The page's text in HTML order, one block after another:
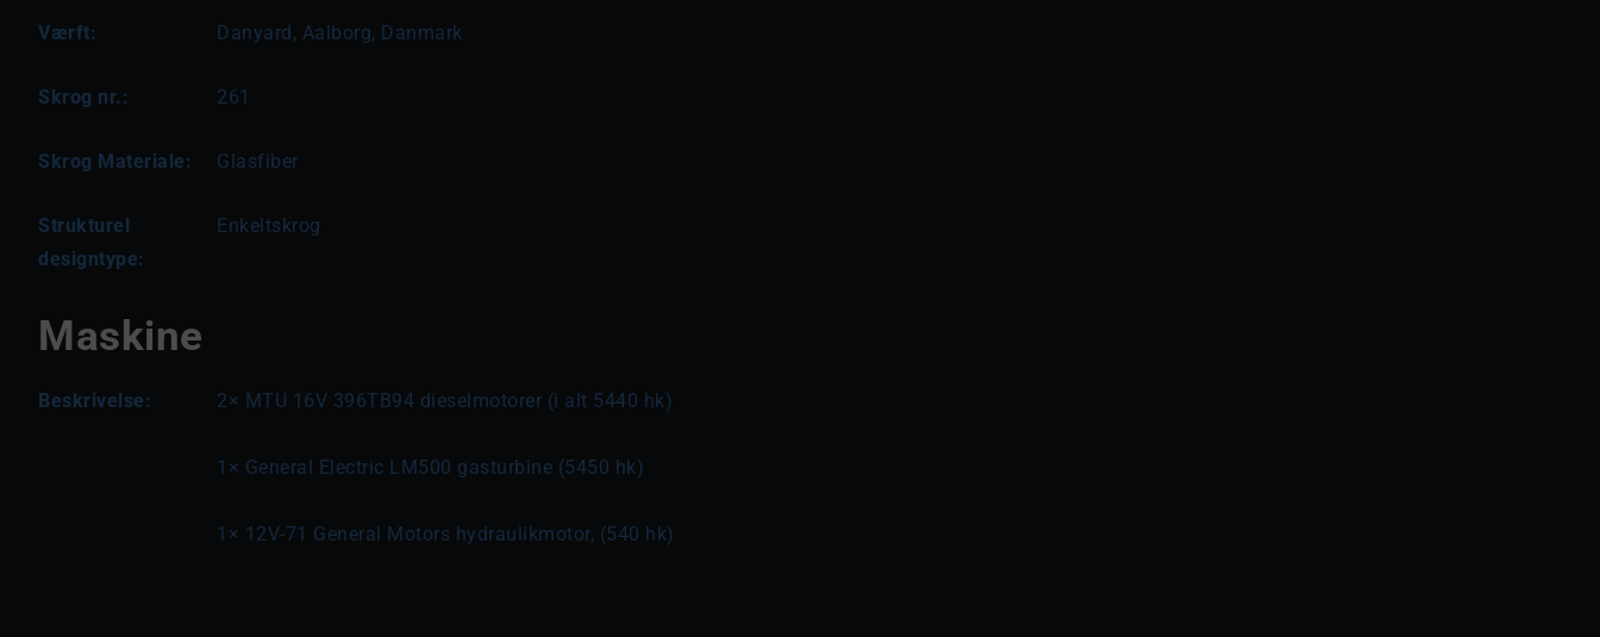
Værft: Danyard, Aalborg, Danmark
Skrog nr.: 261
Skrog Materiale: Glasfiber
Strukturel
designtype:
Enkeltskrog
Maskine
Beskrivelse: 2× MTU 16V 396TB94 dieselmotorer (i alt 5440 hk)
1× General Electric LM500 gasturbine (5450 hk)
1× 12V-71 General Motors hydraulikmotor, (540 hk)